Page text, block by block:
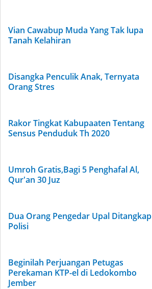
Vian Cawabup Muda Yang Tak lupa
Tanah Kelahiran
Disangka Penculik Anak, Ternyata
Orang Stres
Rakor Tingkat Kabupaaten Tentang
Sensus Penduduk Th 2020
Umroh Gratis,Bagi 5 Penghafal Al,
Qur'an 30 Juz
Dua Orang Pengedar Upal Ditangkap
Polisi
Beginilah Perjuangan Petugas
Perekaman KTP-el di Ledokombo
Jember